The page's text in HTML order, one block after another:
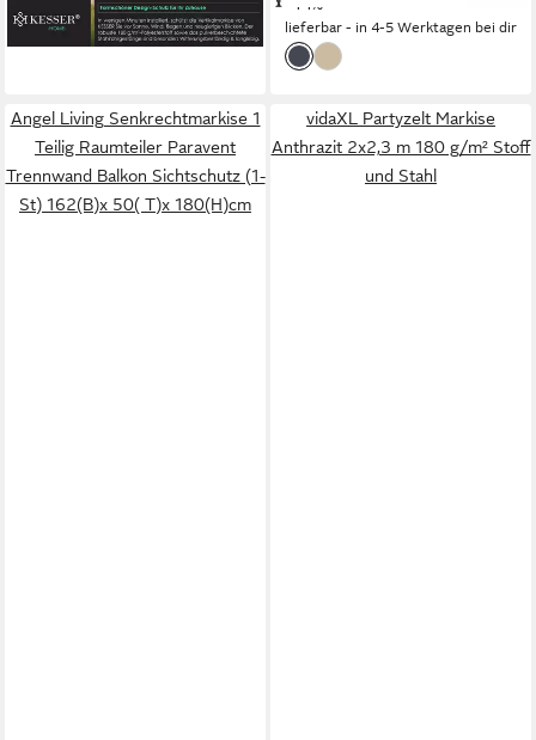
lieferbar - in 4-5 Werktagen bei dir
Angel Living Senkrechtmarkise 1
Teilig Raumteiler Paravent
Trennwand Balkon Sichtschutz (1-
St) 162(B)x 50( T)x 180(H)cm
vidaXL Partyzelt Markise
Anthrazit 2x2,3 m 180 g/m² Stoff
und Stahl